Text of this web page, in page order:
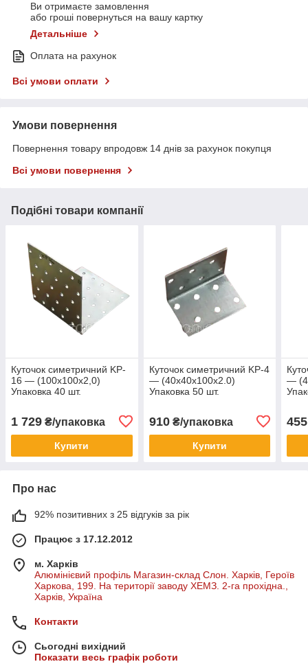
Ви отримаєте замовлення
або гроші повернуться на вашу картку
Детальніше
Оплата на рахунок
Всі умови оплати
Умови повернення
Повернення товару впродовж 14 днів за рахунок покупця
Всі умови повернення
Подібні товари компанії
Куточок симетричний KP-
16 — (100х100х2,0)
Упаковка 40 шт.
1 729 ₴/упаковка
Купити
Куточок симетричний KP-4
— (40х40х100х2.0)
Упаковка 50 шт.
910₴/упаковка
Купити
—
455
Про нас
92% позитивних з 25 відгуків за рік
Працює з 17.12.2012
м. Харків
Алюмінієвий профіль Магазин-склад Слон. Харків, Героїв
Харкова, 199. На території заводу ХЕМЗ. 2-га прохідна.,
Харків, Україна
Контакти
Сьогодні вихідний
Показати весь графік роботи